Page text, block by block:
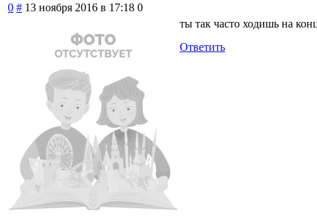
0 # 13 ноября 2016 в 17:18 0
ты так часто ходишь на
Ответить